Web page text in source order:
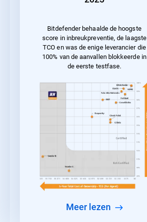
Bitdefender behaalde de hoogste
score in inbreukpreventie, de laagste
TCO en was de enige leverancier die
100% van de aanvallen blokkeerde in
de eerste testfase.
meer lezen